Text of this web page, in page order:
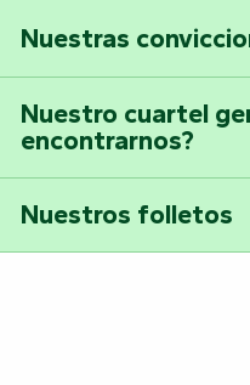
Nuestras
Nuestro cuartel
encontrarnos?
Nuestros folletos